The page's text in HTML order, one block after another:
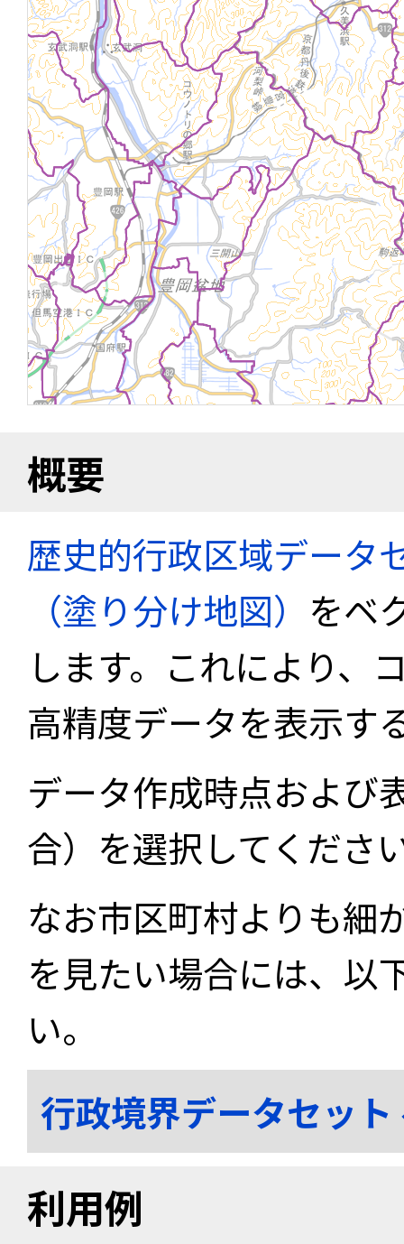
概要
歴史的行政区域データ
（塗り分け地図） をベ
します。これにより、
高精度データを表示す
データ作成時点および
合）を選択してくださ
なお市区町村よりも細
を見たい場合には、以
い。
行政境界データセッ
利用例